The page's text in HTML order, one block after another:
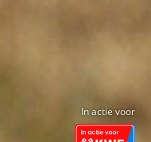
In actie voor